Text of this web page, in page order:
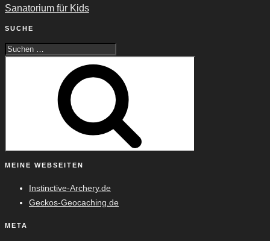
Sanatorium für Kids
SUCHE
Suche
MEINE WEBSEITEN
Instinctive-Archery.de
Geckos-Geocaching.de
META